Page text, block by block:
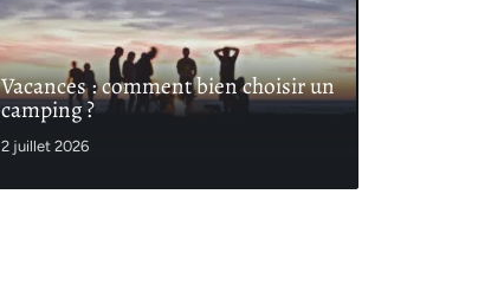
Vacances : comment bien choisir un
camping ?
2 juillet 2026